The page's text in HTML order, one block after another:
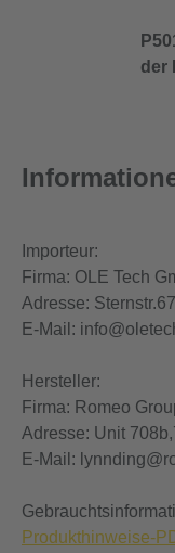
der
Importeur:
Firma: OLE Tech
Adresse:
E-Mail:
Hersteller:
Firma: Romeo
Adresse: Unit
E-Mail:
Produkthinweise-